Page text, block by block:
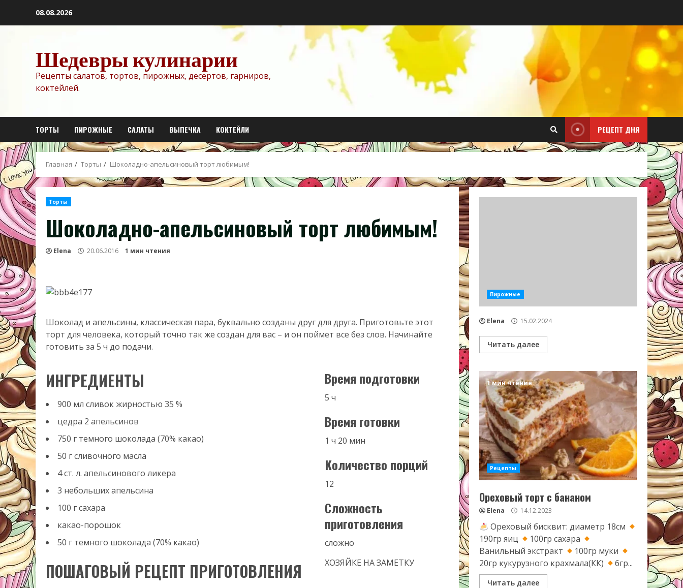
08.08.2026
Шедевры кулинарии
Рецепты салатов, тортов, пирожных, десертов, гарниров,
коктейлей.
ТОРТЫ ПИРОЖНЫЕ САЛАТЫ ВЫПЕЧКА КОКТЕЙЛИ РЕЦЕПТ ДНЯ
Главная Торты Шоколадно-апельсиновый торт любимым!
Торты
Шоколадно-апельсиновый торт любимым!
Elena 20.06.2016 1 мин чтения
Шоколад и апельсины, классическая пара, буквально созданы друг для друга. Приготовьте этот
торт для человека, который точно так же создан для вас – и он поймет все без слов. Начинайте
готовить за 5 ч до подачи.
ИНГРЕДИЕНТЫ
900 мл сливок жирностью 35 %
цедра 2 апельсинов
750 г темного шоколада (70% какао)
50 г сливочного масла
4 ст. л. апельсинового ликера
3 небольших апельсина
100 г сахара
какао-порошок
50 г темного шоколада (70% какао)
ПОШАГОВЫЙ РЕЦЕПТ ПРИГОТОВЛЕНИЯ
Время подготовки
5 ч
Время готовки
1 ч 20 мин
Количество порций
12
Сложность
приготовления
сложно
ХОЗЯЙКЕ НА ЗАМЕТКУ
Пирожные
Elena 15.02.2024
Читать далее
1 мин чтения
Рецепты
Ореховый торт с бананом
Elena 14.12.2023
Ореховый бисквит: диаметр 18см
190гр яиц
100гр сахара
Ванильный экстракт
100гр муки
20гр кукурузного крахмала(КК)
6гр...
Читать далее